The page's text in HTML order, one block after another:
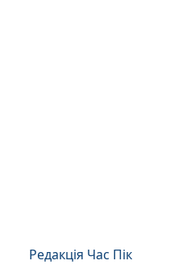
Редакція Час Пік